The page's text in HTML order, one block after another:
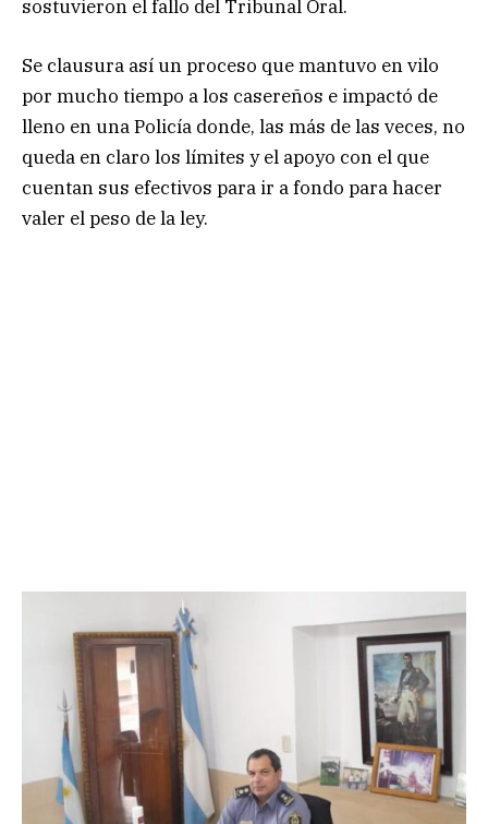
sostuvieron el fallo del Tribunal Oral.
Se clausura así un proceso que mantuvo en vilo
por mucho tiempo a los casereños e impactó de
lleno en una Policía donde, las más de las veces, no
queda en claro los límites y el apoyo con el que
cuentan sus efectivos para ir a fondo para hacer
valer el peso de la ley.